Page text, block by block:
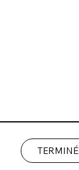
TERMINÉ